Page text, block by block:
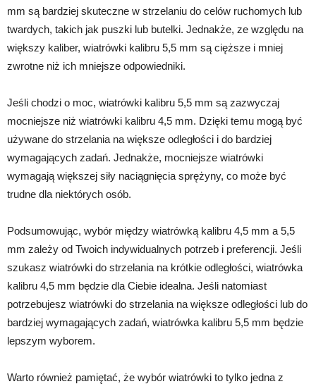
mm są bardziej skuteczne w strzelaniu do celów ruchomych lub
twardych, takich jak puszki lub butelki. Jednakże, ze względu na
większy kaliber, wiatrówki kalibru 5,5 mm są cięższe i mniej
zwrotne niż ich mniejsze odpowiedniki.
Jeśli chodzi o moc, wiatrówki kalibru 5,5 mm są zazwyczaj
mocniejsze niż wiatrówki kalibru 4,5 mm. Dzięki temu mogą być
używane do strzelania na większe odległości i do bardziej
wymagających zadań. Jednakże, mocniejsze wiatrówki
wymagają większej siły naciągnięcia sprężyny, co może być
trudne dla niektórych osób.
Podsumowując, wybór między wiatrówką kalibru 4,5 mm a 5,5
mm zależy od Twoich indywidualnych potrzeb i preferencji. Jeśli
szukasz wiatrówki do strzelania na krótkie odległości, wiatrówka
kalibru 4,5 mm będzie dla Ciebie idealna. Jeśli natomiast
potrzebujesz wiatrówki do strzelania na większe odległości lub do
bardziej wymagających zadań, wiatrówka kalibru 5,5 mm będzie
lepszym wyborem.
Warto również pamiętać, że wybór wiatrówki to tylko jedna z